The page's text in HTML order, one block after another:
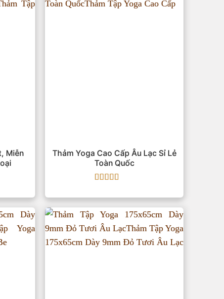
Miễn
Thảm Yoga Cao Cấp Âu Lạc Sỉ Lẻ
Toàn Quốc
hạng55 sao